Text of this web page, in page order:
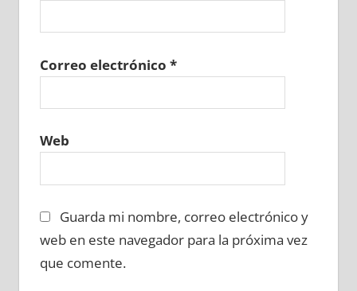
Correo electrónico *
Web
Guarda mi nombre, correo electrónico y
web en este navegador para la próxima vez
que comente.